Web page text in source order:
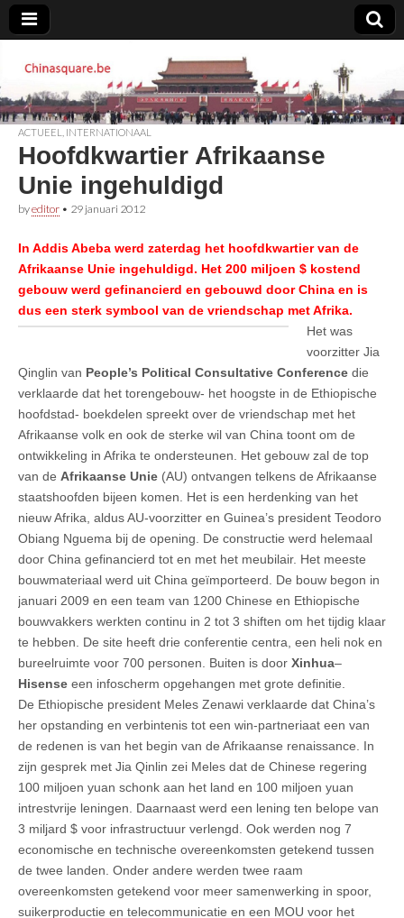
Chinasquare.be
ACTUEEL INTERNATIONAAL
Hoofdkwartier Afrikaanse
Unie ingehuldigd
byeditor • 29 januari 2012
In Addis Abeba werd zaterdag het hoofdkwartier van de
Afrikaanse Unie ingehuldigd. Het 200 miljoen $ kostend
gebouw werd gefinancierd en gebouwd door China en is
dus een sterk symbool van de vriendschap met Afrika.
Het was
voorzitter Jia
Qinglin van People’s Political Consultative Conference die
verklaarde dat het torengebouw- het hoogste in de Ethiopische
hoofdstad- boekdelen spreekt over de vriendschap met het
Afrikaanse volk en ook de sterke wil van China toont om de
ontwikkeling in Afrika te ondersteunen. Het gebouw zal de top
van de Afrikaanse Unie (AU) ontvangen telkens de Afrikaanse
staatshoofden bijeen komen. Het is een herdenking van het
nieuw Afrika, aldus AU-voorzitter en Guinea’s president Teodoro
Obiang Nguema bij de opening. De constructie werd helemaal
door China gefinancierd tot en met het meubilair. Het meeste
bouwmateriaal werd uit China geïmporteerd. De bouw begon in
januari 2009 en een team van 1200 Chinese en Ethiopische
bouwvakkers werkten continu in 2 tot 3 shiften om het tijdig klaar
te hebben. De site heeft drie conferentie centra, een heli nok en
bureelruimte voor 700 personen. Buiten is door Xinhua–
Hisense een infoscherm opgehangen met grote definitie.
De Ethiopische president Meles Zenawi verklaarde dat China’s
her opstanding en verbintenis tot een win-partneriaat een van
de redenen is van het begin van de Afrikaanse renaissance. In
zijn gesprek met Jia Qinlin zei Meles dat de Chinese regering
100 miljoen yuan schonk aan het land en 100 miljoen yuan
intrestvrije leningen. Daarnaast werd een lening ten belope van
3 miljard $ voor infrastructuur verlengd. Ook werden nog 7
economische en technische overeenkomsten getekend tussen
de twee landen. Onder andere werden twee raam
overeenkomsten getekend voor meer samenwerking in spoor,
suikerproductie en telecommunicatie en een MOU voor het